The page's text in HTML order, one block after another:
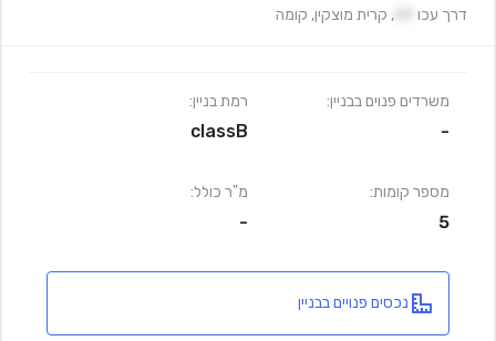
דרך עכו , קרית מוצקין, קומה
משרדים פנוים בבניין:
-
מספר קומות:
5
רמת בניין:
classB
מ"ר כולל:
-
נכסים פנויים בבניין